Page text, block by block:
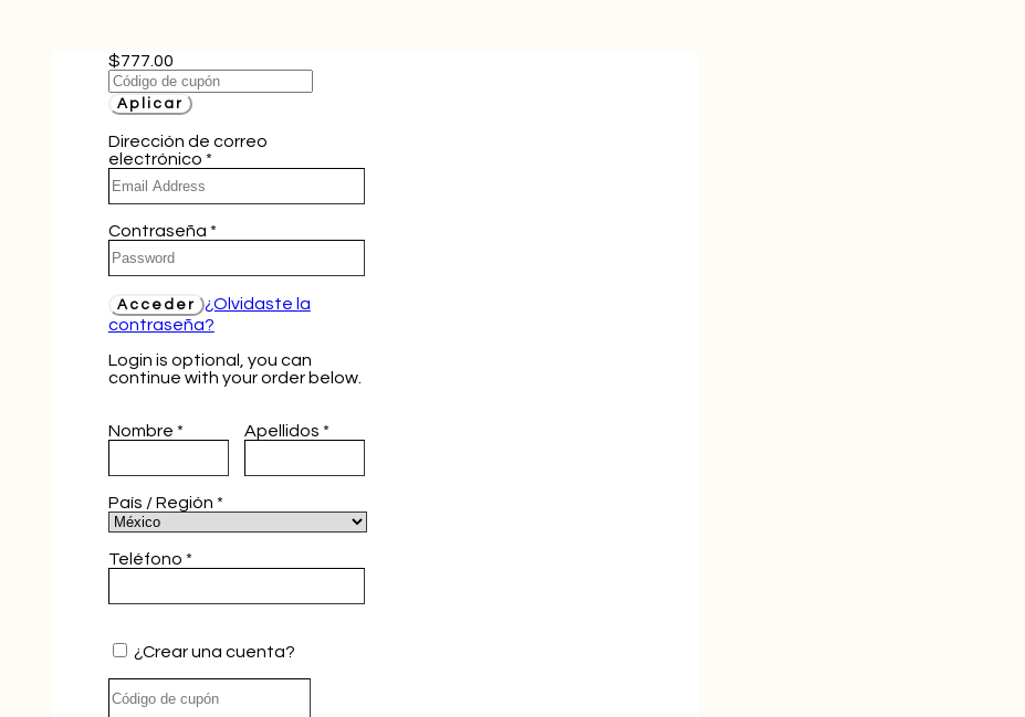
$777.00
Aplicar
Dirección de correo
electrónico *
Contraseña *
¿Olvidaste la
contraseña?
Login is optional, you can
continue with your order below.
Nombre * Apellidos *
País / Región *
Teléfono *
¿Crear una cuenta?